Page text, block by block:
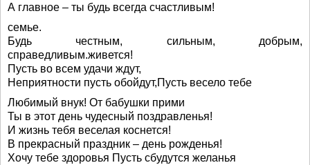
А главное – ты будь всегда счастливым!
семье.
Будь честным, сильным, добрым,
справедливым.живется!
Пусть во всем удачи ждут,
Неприятности пусть обойдут,Пусть весело тебе
Любимый внук! От бабушки прими
Ты в этот день чудесный поздравленья!
И жизнь тебя веселая коснется!
В прекрасный праздник – день рожденья!
Хочу тебе здоровья Пусть сбудутся желанья